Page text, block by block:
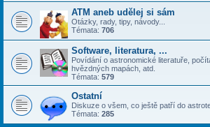
ATM aneb udělej si sám
Otázky, rady, tipy, návody...
Témata: 706
Software, literatura, ...
Povídání o astronomické literatuře,
hvězdných mapách, atd.
Témata: 579
Ostatní
Diskuze o všem, co ještě patří do
Témata: 285